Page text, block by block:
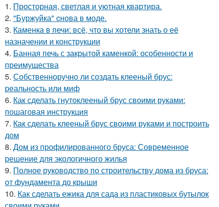
1. Просторная, светлая и уютная квартира.
2. "Буржуйка" cнова в моде.
3. Каменка в печи: всё, что вы хотели знать о её
назначении и конструкции
4. Банная печь с закрытой каменкой: особенности и
преимущества
5. Собственноручно ли создать клееный брус:
реальность или миф
6. Как сделать гнутоклееный брус своими руками:
пошаговая инструкция
7. Как сделать клееный брус своими руками и построить
дом
8. Дом из профилированного бруса: Современное
решение для экологичного жилья
9. Полное руководство по строительству дома из бруса:
от фундамента до крыши
10. Как сделать ежика для сада из пластиковых бутылок